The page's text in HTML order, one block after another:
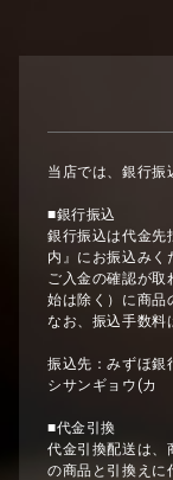
当店では、銀行振
■銀行振込
銀行振込は代金先
内』にお振込みく
ご入金の確認が取
始は除く）に商品
なお、振込手数料
振込先：みずほ
シサンギョウ(カ
■代金引換
代金引換配送は、
の商品と引換えに